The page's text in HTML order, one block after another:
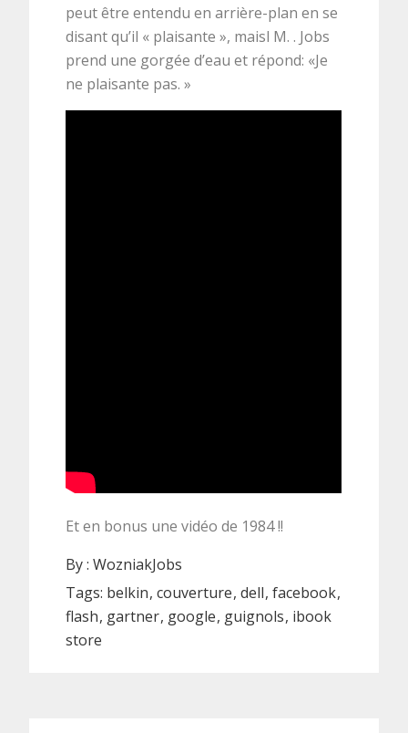
peut être entendu en arrière-plan en se
disant qu’il « plaisante », maisl M. . Jobs
prend une gorgée d’eau et répond: «Je
ne plaisante pas. »
Et en bonus une vidéo de 1984 !!
By :WozniakJobs
Tags: belkin couverture dell facebook
flash gartner google guignols ibook
store